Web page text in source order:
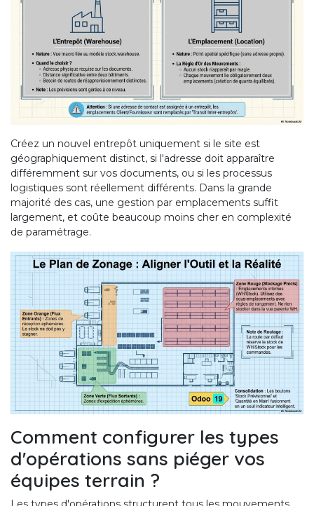
Créez un nouvel entrepôt uniquement si le site est
géographiquement distinct, si l'adresse doit apparaître
différemment sur vos documents, ou si les processus
logistiques sont réellement différents. Dans la grande
majorité des cas, une gestion par emplacements suffit
largement, et coûte beaucoup moins cher en complexité
de paramétrage.
Comment configurer les types
d'opérations sans piéger vos
équipes terrain ?